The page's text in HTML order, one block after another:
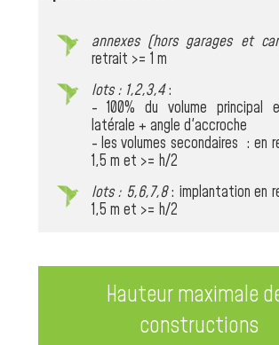
annexes (hors garages et
retrait >= 1 m
lots : 1,2,3,4:
- 100% du volume principal
latérale + angle d'accroche
- les volumes secondaires : en
1,5 m et >= h/2
lots : 5,6,7,8: implantation en
1,5 m et >= h/2
Hauteur maximale
constructions